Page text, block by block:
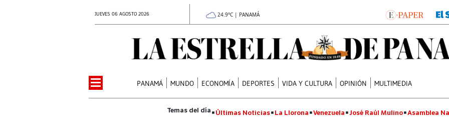
JUEVES 06 AGOSTO 2026 24.9°C | PANAMÁ
PANAMÁ MUNDO ECONOMÍA DEPORTES VIDA Y CULTURA OPINIÓN MULTIMEDIA
Últimas Noticias La Llorona Venezuela José Raúl Mulino Asamblea